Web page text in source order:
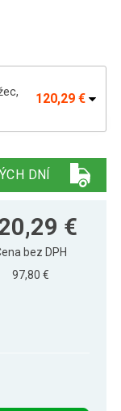
120,29 €
106,09 €
x 33 x
DNÍ
€
bez DPH
97,80 €